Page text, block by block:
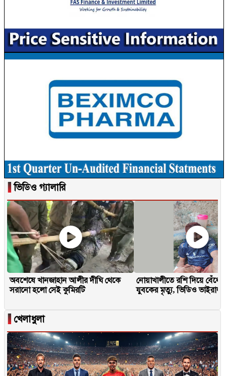
▐ভিডিও গ্যালারি
অবশেষে খানজাহান আলীর দীঘি থেকে
সরানো হলো সেই কুমিরটি
নোয়াখালীতে রশি দিয়ে বেঁধে
যুবকের মৃত্যু, ভিডিও ভাইরাল
▐ খেলাধুলা